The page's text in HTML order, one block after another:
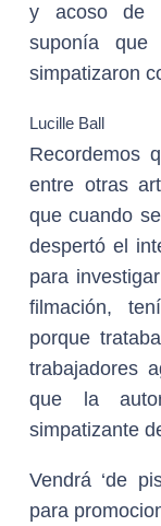
y acoso de
suponía
simpatizaron
Lucille Ball
Recordemos
entre otras
que cuando
despertó el
para
filmación,
porque
trabajadores
que la
simpatizante
Vendrá ‘de
para